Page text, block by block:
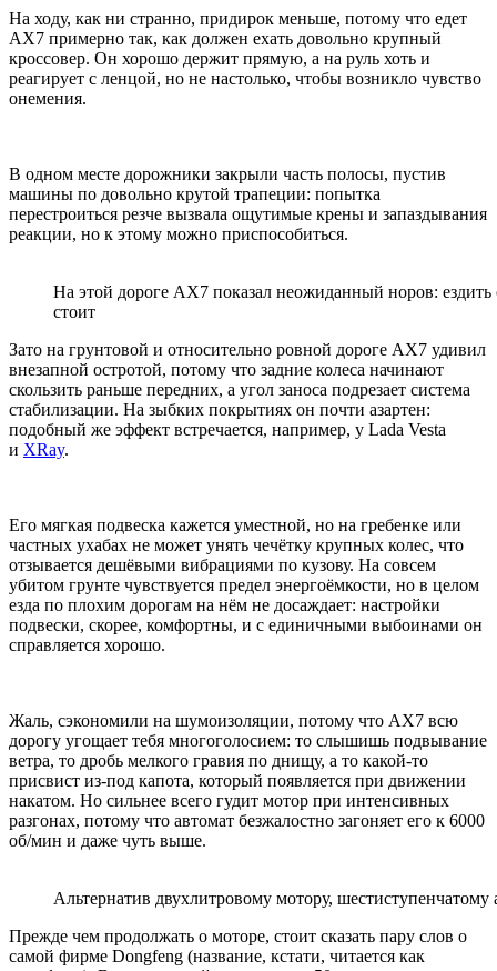
На ходу, как ни странно, придирок меньше, потому что едет
AX7 примерно так, как должен ехать довольно крупный
кроссовер. Он хорошо держит прямую, а на руль хоть и
реагирует с ленцой, но не настолько, чтобы возникло чувство
онемения.
В одном месте дорожники закрыли часть полосы, пустив
машины по довольно крутой трапеции: попытка
перестроиться резче вызвала ощутимые крены и запаздывания
реакции, но к этому можно приспособиться.
На этой дороге AX7 показал неожиданный норов:
стоит
Зато на грунтовой и относительно ровной дороге AX7 удивил
внезапной остротой, потому что задние колеса начинают
скользить раньше передних, а угол заноса подрезает система
стабилизации. На зыбких покрытиях он почти азартен:
подобный же эффект встречается, например, у Lada Vesta
и XRay.
Его мягкая подвеска кажется уместной, но на гребенке или
частных ухабах не может унять чечётку крупных колес, что
отзывается дешёвыми вибрациями по кузову. На совсем
убитом грунте чувствуется предел энергоёмкости, но в целом
езда по плохим дорогам на нём не досаждает: настройки
подвески, скорее, комфортны, и с единичными выбоинами он
справляется хорошо.
Жаль, сэкономили на шумоизоляции, потому что AX7 всю
дорогу угощает тебя многоголосием: то слышишь подвывание
ветра, то дробь мелкого гравия по днищу, а то какой-то
присвист из-под капота, который появляется при движении
накатом. Но сильнее всего гудит мотор при интенсивных
разгонах, потому что автомат безжалостно загоняет его к 6000
об/мин и даже чуть выше.
Альтернатив двухлитровому мотору,
Прежде чем продолжать о моторе, стоит сказать пару слов о
самой фирме Dongfeng (название, кстати, читается как